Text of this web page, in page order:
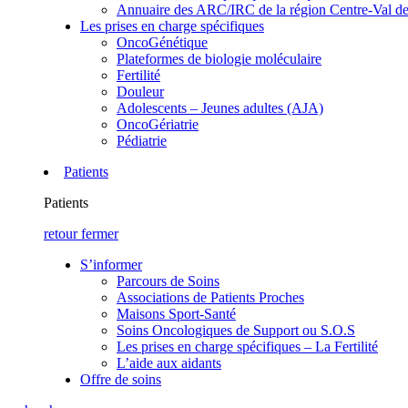
Annuaire des ARC/IRC de la région Centre-Val
Les prises en charge spécifiques
OncoGénétique
Plateformes de biologie moléculaire
Fertilité
Douleur
Adolescents – Jeunes adultes (AJA)
OncoGériatrie
Pédiatrie
Patients
Patients
retour fermer
S’informer
Parcours de Soins
Associations de Patients Proches
Maisons Sport-Santé
Soins Oncologiques de Support ou S.O.S
Les prises en charge spécifiques – La Fertilité
L’aide aux aidants
Offre de soins